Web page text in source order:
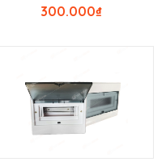
₫
300.000